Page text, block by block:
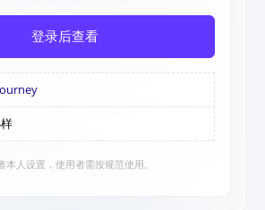
登录后查看
本人设置，使用者需按规范使用。